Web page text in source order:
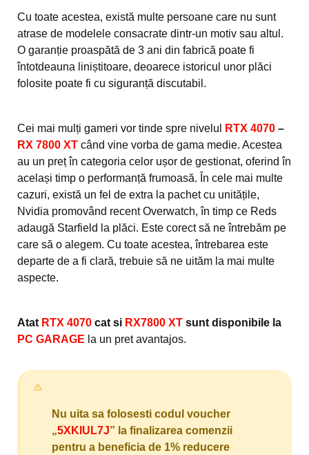
Cu toate acestea, există multe persoane care nu sunt
atrase de modelele consacrate dintr-un motiv sau altul.
O garanție proaspătă de 3 ani din fabrică poate fi
întotdeauna liniștitoare, deoarece istoricul unor plăci
folosite poate fi cu siguranță discutabil.
Cei mai mulți gameri vor tinde spre nivelul RTX 4070 –
RX 7800 XT când vine vorba de gama medie. Acestea
au un preț în categoria celor ușor de gestionat, oferind în
același timp o performanță frumoasă. În cele mai multe
cazuri, există un fel de extra la pachet cu unitățile,
Nvidia promovând recent Overwatch, în timp ce Reds
adaugă Starfield la plăci. Este corect să ne întrebăm pe
care să o alegem. Cu toate acestea, întrebarea este
departe de a fi clară, trebuie să ne uităm la mai multe
aspecte.
Atat RTX 4070 cat si RX7800 XT sunt disponibile la
PC GARAGE la un pret avantajos.
Nu uita sa folosesti codul voucher
„5XKIUL7J” la finalizarea comenzii
pentru a beneficia de 1% reducere